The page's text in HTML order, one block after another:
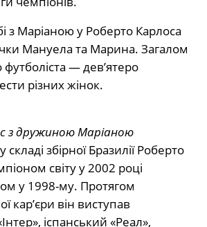
з Маріаною у Роберто Карлоса
Мануела та Марина. Загалом
— дев’ятеро
різних жінок.
з дружиною Маріаною
збірної Бразилії Роберто
світу у 2002 році
у 1998-му. Протягом
кар’єри він виступав
іспанський «Реал»,